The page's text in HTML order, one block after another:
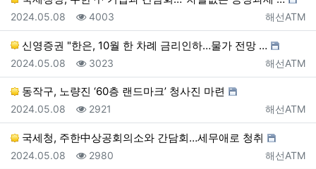
등록자
해선ATM
등록일
2024.05.08 조회
4003
신영증권 "한은, 10월 한 차례 금리인하…물가 전망 …
등록자
해선ATM
등록일
2024.05.08 조회
3023
동작구, 노량진 ‘60층 랜드마크’ 청사진 마련
등록자
해선ATM
등록일
2024.05.08 조회
2921
국세청, 주한中상공회의소와 간담회…세무애로 청취
등록자
해선ATM
등록일
2024.05.08 조회
2980